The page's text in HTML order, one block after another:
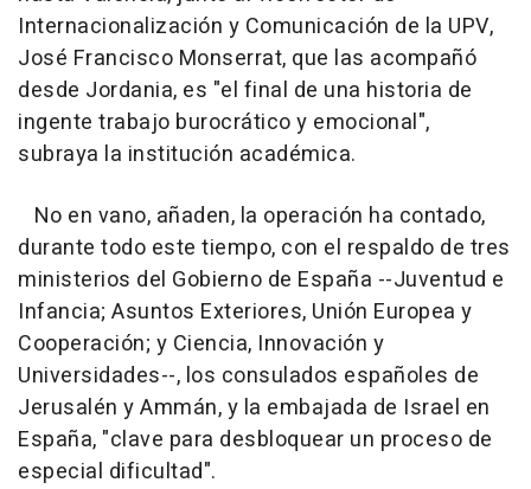
Internacionalización y Comunicación de la UPV,
José Francisco Monserrat, que las acompañó
desde Jordania, es "el final de una historia de
ingente trabajo burocrático y emocional",
subraya la institución académica.
No en vano, añaden, la operación ha contado,
durante todo este tiempo, con el respaldo de tres
ministerios del Gobierno de España --Juventud e
Infancia; Asuntos Exteriores, Unión Europea y
Cooperación; y Ciencia, Innovación y
Universidades--, los consulados españoles de
Jerusalén y Ammán, y la embajada de Israel en
España, "clave para desbloquear un proceso de
especial dificultad".